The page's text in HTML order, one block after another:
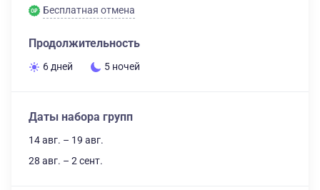
Бесплатная отмена
Продолжительность
6 дней 5 ночей
Даты набора групп
14 авг. – 19 авг.
28 авг. – 2 сент.